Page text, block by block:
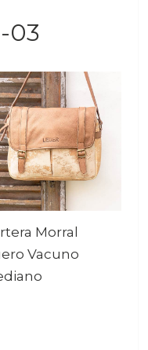
03
Morral
Vacuno